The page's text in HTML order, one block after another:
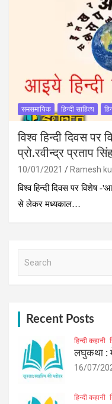
समसमायिक हिन्दी साहित्य
विश्व हिन्‍दी दिवस पर
प्रो.रवीन्द्र प्रताप
10/01/2021
Ramesh
विश्व हिन्‍दी दिवस पर विशेष -
से लेकर मध्यकाल…
Recent Posts
हिन्दी कहानी
लघुकथा :
16/07/
हिन्दी कहानी